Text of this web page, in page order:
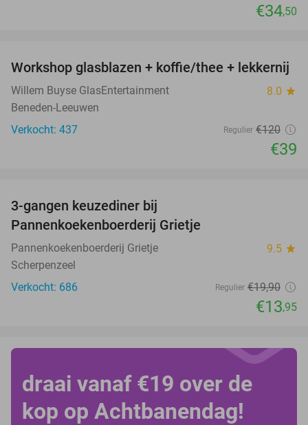
€34,50
68%
Workshop glasblazen + koffie/thee + lekkernij
Willem Buyse GlasEntertainment 8.0 star
Beneden-Leeuwen
Verkocht: 437
Regulier €120
€39
3-gangen keuzediner bij
Pannenkoekenboerderij Grietje
Pannenkoekenboerderij Grietje 9.5 star
Scherpenzeel
Verkocht: 686
Regulier €19,90
€13,95
draai vanaf €19 over de
kop op Achtbanendag!